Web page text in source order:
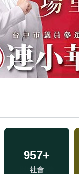
957+
社會